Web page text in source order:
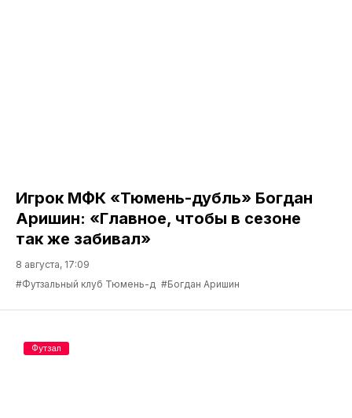
Игрок МФК «Тюмень-дубль» Богдан
Аришин: «Главное, чтобы в сезоне
так же забивал»
8 августа, 17:09
#Футзальный клуб Тюмень-д #Богдан Аришин
Футзал